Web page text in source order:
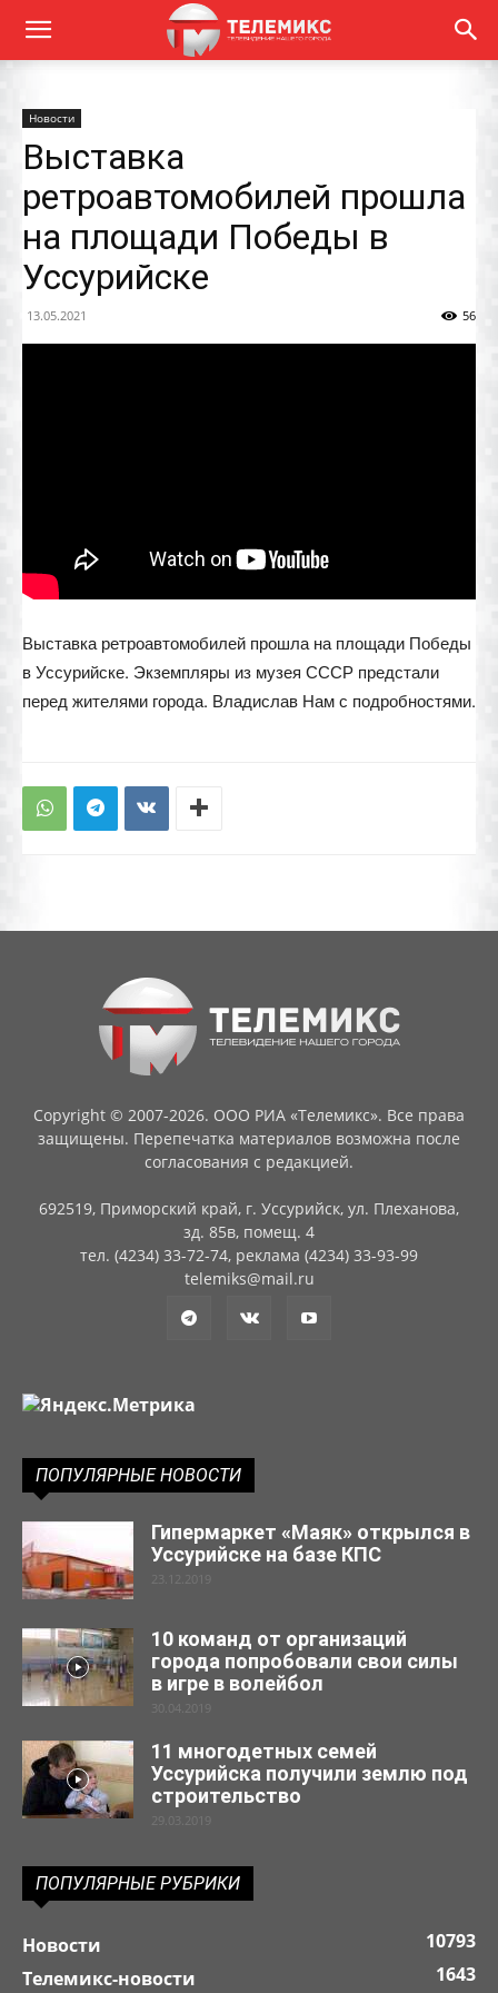
Новости
Выставка
ретроавтомобилей прошла
на площади Победы в
Уссурийске
13.05.2021 56
Выставка ретроавтомобилей прошла на площади Победы
в Уссурийске. Экземпляры из музея СССР предстали
перед жителями города. Владислав Нам с подробностями.
Copyright © 2007-2026. ООО РИА «Телемикс». Все права
защищены. Перепечатка материалов возможна после
согласования с редакцией.
692519, Приморский край, г. Уссурийск, ул. Плеханова,
зд. 85в, помещ. 4
тел. (4234) 33-72-74, реклама (4234) 33-93-99
telemiks@mail.ru
ПОПУЛЯРНЫЕ НОВОСТИ
Гипермаркет «Маяк» открылся в
Уссурийске на базе КПС
23.12.2019
10 команд от организаций
города попробовали свои силы
в игре в волейбол
30.04.2019
11 многодетных семей
Уссурийска получили землю под
строительство
29.03.2019
ПОПУЛЯРНЫЕ РУБРИКИ
Новости
10793
Телемикс-новости
1643